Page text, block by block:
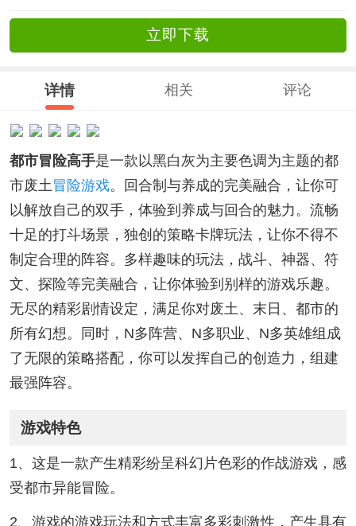
立即下载
详情 相关 评论
都市冒险高手是一款以黑白灰为主要色调为主题的都
市废土冒险游戏。回合制与养成的完美融合，让你可
以解放自己的双手，体验到养成与回合的魅力。流畅
十足的打斗场景，独创的策略卡牌玩法，让你不得不
制定合理的阵容。多样趣味的玩法，战斗、神器、符
文、探险等完美融合，让你体验到别样的游戏乐趣。
无尽的精彩剧情设定，满足你对废土、末日、都市的
所有幻想。同时，N多阵营、N多职业、N多英雄组成
了无限的策略搭配，你可以发挥自己的创造力，组建
最强阵容。
游戏特色
1、这是一款产生精彩纷呈科幻片色彩的作战游戏，感
受都市异能冒险。
2、游戏的游戏玩法和方式丰富多彩刺激性，产生具有